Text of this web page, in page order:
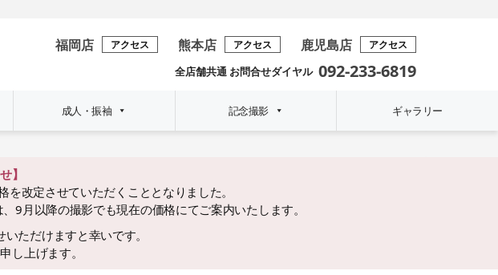
福岡店 アクセス 熊本店 アクセス 鹿児島店 アクセス
全店舗共通 お問合せダイヤル 092-233-6819
成人・振袖 記念撮影 ギャラリー
】
改定させていただくこととなりました。
9月以降の撮影でも現在の価格にてご案内いたします。
ただけますと幸いです。
し上げます。